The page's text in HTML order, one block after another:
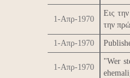
1-Απρ-1970
Εις
την
1-Απρ-1970
1-Απρ-1970
"Wer